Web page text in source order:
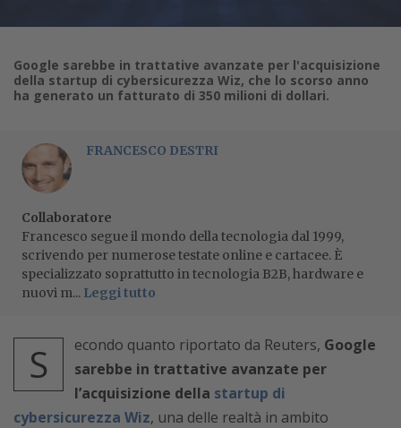
Google sarebbe in trattative avanzate per l'acquisizione
della startup di cybersicurezza Wiz, che lo scorso anno
ha generato un fatturato di 350 milioni di dollari.
FRANCESCO DESTRI
Collaboratore
Francesco segue il mondo della tecnologia dal 1999,
scrivendo per numerose testate online e cartacee. È
specializzato soprattutto in tecnologia B2B, hardware e
nuovi m... Leggi tutto
S econdo quanto riportato da Reuters, Google
sarebbe in trattative avanzate per
l’acquisizione della startup di
cybersicurezza Wiz, una delle realtà in ambito